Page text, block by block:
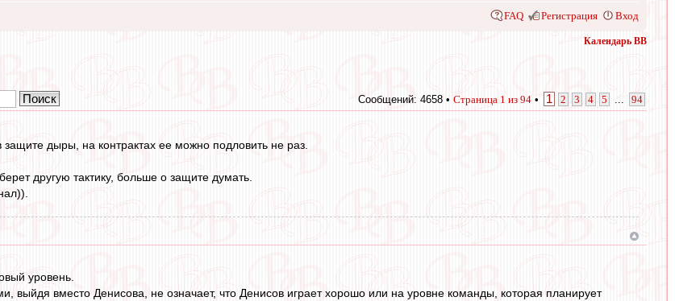
FAQ Регистрация Вход
Календарь ВВ
Сообщений: 4658 • Страница 1 из 94 • 1 2 3 4 5 94
защите дыры, на контрактах ее можно подловить не раз.
другую тактику, больше о защите думать.
уровень.
выйдя вместо Денисова, не означает, что Денисов играет хорошо или на уровне команды, которая планирует